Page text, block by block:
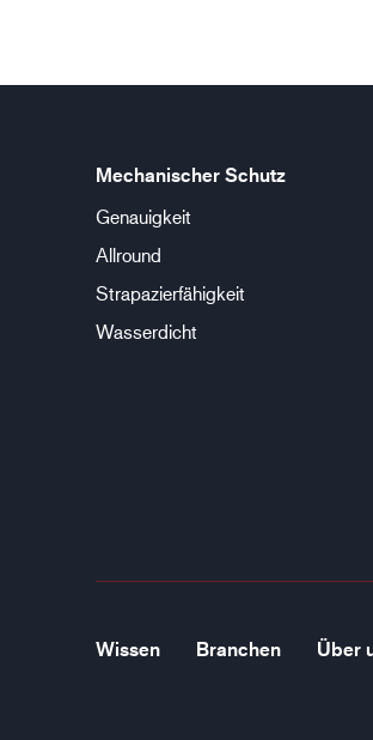
Mechanischer Schutz
Genauigkeit
Allround
Strapazierfähigkeit
Wasserdicht
Wissen Branchen Über